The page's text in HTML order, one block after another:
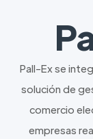
Pall-Ex se
solución de
comercio
empresas